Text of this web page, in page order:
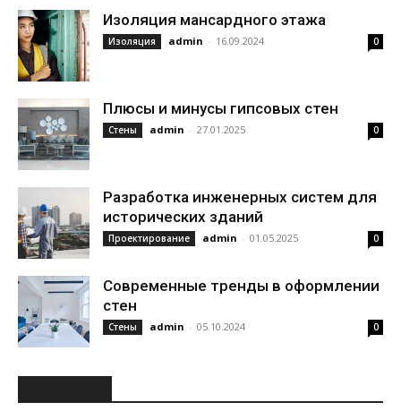
Изоляция мансардного этажа
Изоляция admin - 16.09.2024 0
Плюсы и минусы гипсовых стен
Стены admin - 27.01.2025 0
Разработка инженерных систем для
исторических зданий
Проектирование admin - 01.05.2025 0
Современные тренды в оформлении
стен
Стены admin - 05.10.2024 0